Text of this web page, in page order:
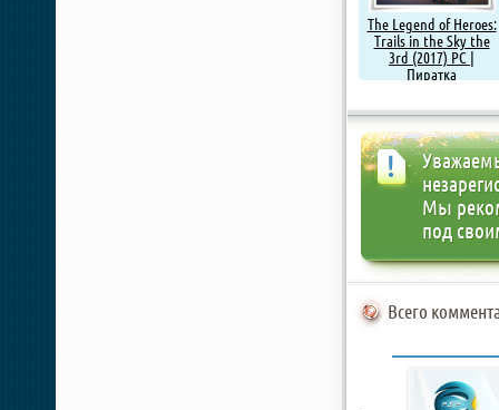
The Legend of Heroes:
Trails in the Sky the
3rd (2017) PC |
Пиратка
Мы
под
Всего